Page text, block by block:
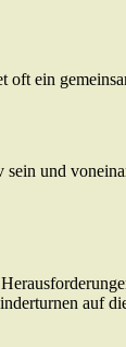
ein
und
auf